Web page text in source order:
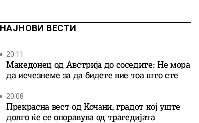
НАЈНОВИ ВЕСТИ
20:11
Македонец од Австрија до соседите: Не мора
да исчезнеме за да бидете вие ​​тоа што сте
20:08
Прекрасна вест од Кочани, градот кој уште
долго ќе се опоравува од трагедијата